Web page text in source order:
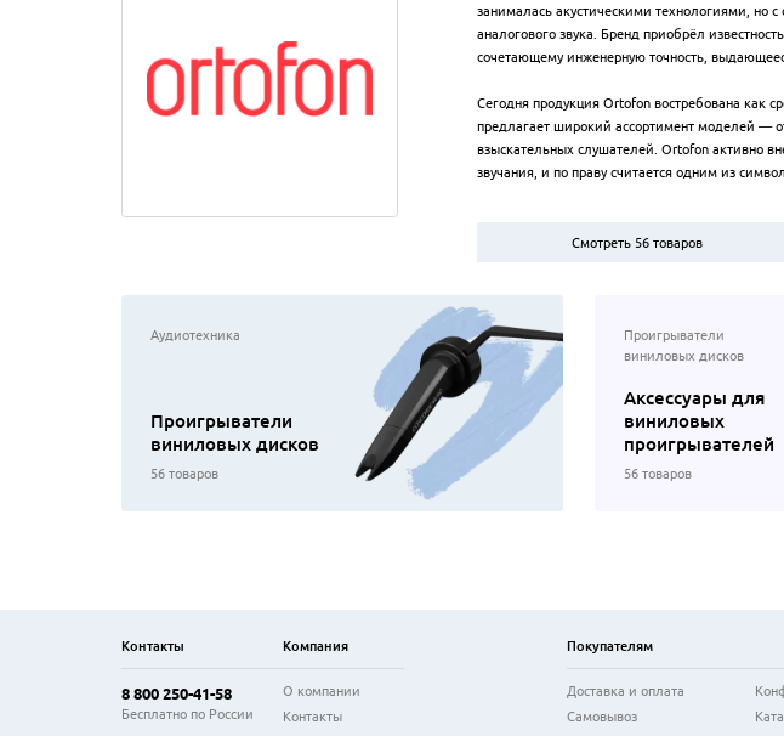
занималась акустическими технологиями, но
аналогового звука. Бренд приобрёл
сочетающему инженерную точность,
Сегодня продукция Ortofon востребована как
предлагает широкий ассортимент моделей —
взыскательных слушателей. Ortofon активно
звучания, и по праву считается одним из
Смотреть 56 товаров
Аудиотехника
Проигрыватели
виниловых дисков
56 товаров
Проигрыватели
виниловых дисков
Аксессуары для
виниловых
проигрывателей
56 товаров
Контакты
8 800 250-41-58
Бесплатно по России
Компания
О компании
Контакты
Покупателям
Доставка и оплата
Самовывоз